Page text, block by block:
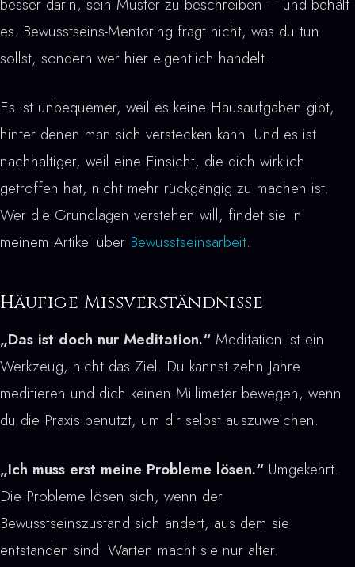
es. Bewusstseins-Mentoring fragt nicht, was du tun
sollst, sondern wer hier eigentlich handelt.
Es ist unbequemer, weil es keine Hausaufgaben gibt,
hinter denen man sich verstecken kann. Und es ist
nachhaltiger, weil eine Einsicht, die dich wirklich
getroffen hat, nicht mehr rückgängig zu machen ist.
Wer die Grundlagen verstehen will, findet sie in
meinem Artikel über Bewusstseinsarbeit.
Häufige Missverständnisse
„Das ist doch nur Meditation.“ Meditation ist ein
Werkzeug, nicht das Ziel. Du kannst zehn Jahre
meditieren und dich keinen Millimeter bewegen, wenn
du die Praxis benutzt, um dir selbst auszuweichen.
„Ich muss erst meine Probleme lösen.“ Umgekehrt.
Die Probleme lösen sich, wenn der
Bewusstseinszustand sich ändert, aus dem sie
entstanden sind. Warten macht sie nur älter.